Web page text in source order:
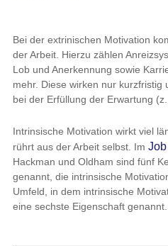
Bei der extrinischen Motivation
der Arbeit. Hierzu zählen
Lob und Anerkennung sowie
mehr. Diese wirken nur kurzfristig
bei der Erfüllung der Erwartung
Intrinsische Motivation wirkt viel
rührt aus der Arbeit selbst. Im
Hackman und Oldham sind fünf
genannt, die intrinsische
Umfeld, in dem intrinsische
eine sechste Eigenschaft genannt.